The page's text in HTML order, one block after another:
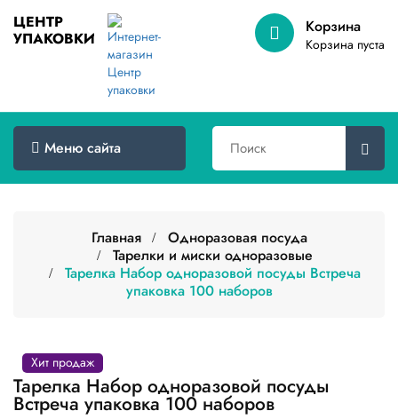
ЦЕНТР
УПАКОВКИ
Корзина
Корзина пуста
Меню сайта
Меню
Товары
оптом
Сертификаты
Категории
товаров
Главная
Одноразовая посуда
Тарелки и миски одноразовые
Тарелка Набор одноразовой посуды Встреча
упаковка 100 наборов
Хит продаж
Тарелка Набор одноразовой посуды
Встреча упаковка 100 наборов